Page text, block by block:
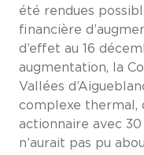
été rendues
financière
d’effet au 16
augmentation, la
Vallées
complexe thermal,
actionnaire avec
n’aurait pas pu